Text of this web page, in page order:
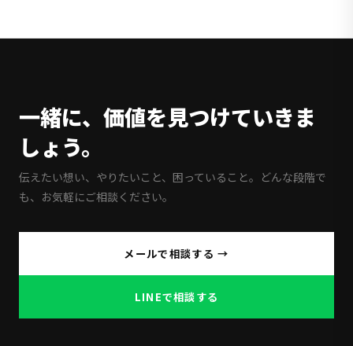
一緒に、価値を見つけていきま
しょう。
伝えたい想い、やりたいこと、困っていること。どんな段階で
も、お気軽にご相談ください。
メールで相談する →
LINEで相談する